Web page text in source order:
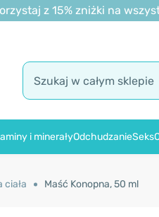
z 15% zniżki na
i minerałyOdchudzanieSeks
ciała Maść Konopna, 50 ml